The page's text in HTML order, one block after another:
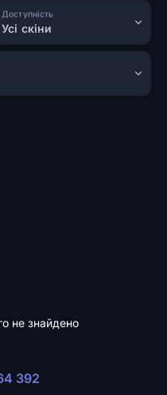
Усі скіни
Доступність
не знайдено
392